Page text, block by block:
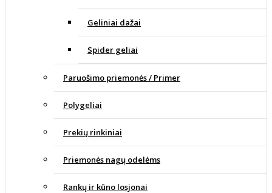
Geliniai dažai
Spider geliai
Paruošimo priemonės / Primer
Polygeliai
Prekių rinkiniai
Priemonės nagų odelėms
Rankų ir kūno losjonai